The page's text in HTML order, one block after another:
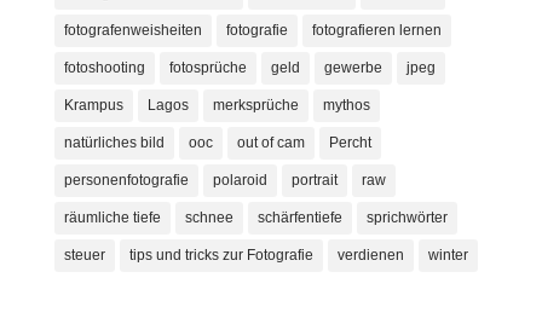
fotografenweisheiten fotografie fotografieren lernen
fotoshooting fotosprüche geld gewerbe jpeg
Krampus Lagos merksprüche mythos
natürliches bild ooc out of cam Percht
personenfotografie polaroid portrait raw
räumliche tiefe schnee schärfentiefe sprichwörter
steuer tips und tricks zur Fotografie verdienen winter